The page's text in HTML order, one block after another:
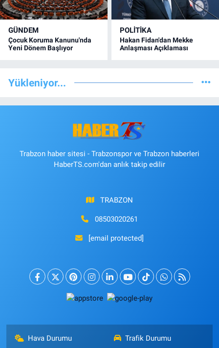
GÜNDEM
Çocuk Koruma Kanunu'nda
Yeni Dönem Başlıyor
POLİTİKA
Hakan Fidan'dan Mekke
Anlaşması Açıklaması
Yükleniyor...
Trabzon haber sitesi - Trabzonspor ve Trabzon haberleri
HaberTS.com'dan anlık takip edilir
TRABZON
08503020261
[email protected]
Hava Durumu Trafik Durumu